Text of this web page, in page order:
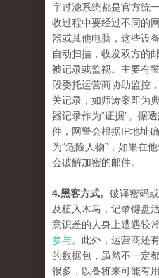
字过滤系统都是官方统
收过程中要经过不同的
器或其他电脑，这些设
自动扫描，收发双方的
被记录或监视。主要有
段委托运营商协助监控
关记录，如师涛案即为
器记录作为“证据”。据
件，网警会根据IP地址
为“危险人物”，如果在
会破解加密的邮件。
4.黑客方式。 破译密码
及植入木马，记录键盘
意识差的人身上遭遇较
参与。此外，运营商还
的数据包，虽然不一定
很多，以备将来可能有用